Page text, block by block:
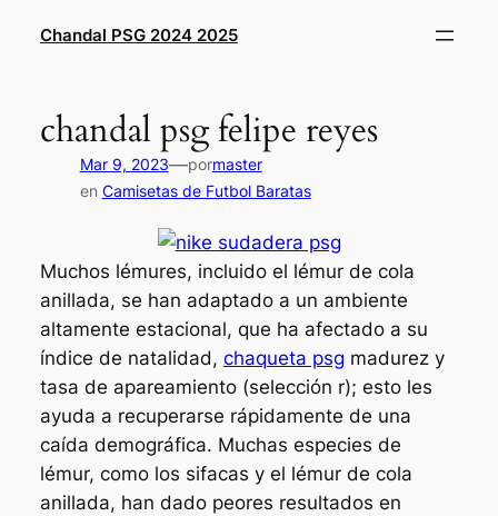
Chandal PSG 2024 2025
chandal psg felipe reyes
Mar 9, 2023—pormaster
en Camisetas de Futbol Baratas
Muchos lémures, incluido el lémur de cola
anillada, se han adaptado a un ambiente
altamente estacional, que ha afectado a su
índice de natalidad, chaqueta psg madurez y
tasa de apareamiento (selección r); esto les
ayuda a recuperarse rápidamente de una
caída demográfica. Muchas especies de
lémur, como los sifacas y el lémur de cola
anillada, han dado peores resultados en